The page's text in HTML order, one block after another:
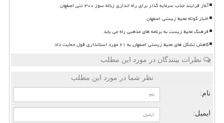
آغاز فرایند جذب سرمایه گذار برای راه اندازی زباله سوز ۳۰۰ تنی اصفهان
اخبار کوتاه محیط زیستی اصفهان
فرهنگ محیط زیست به برنامه های مذهبی راه می یابد
کاهش تشکل های محیط زیستی اصفهان به ۲۱ مورد استانداری قول حمایت داد
نظرات بینندگان در مورد این مطلب
نظر شما در مورد این مطلب
نام:
ایمیل: